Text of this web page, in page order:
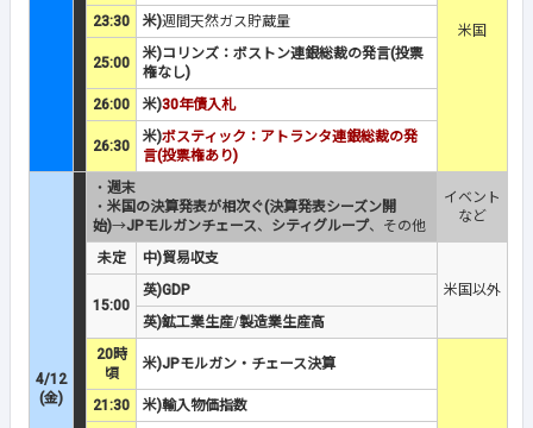
米国
23:30
米)週間天然ガス貯蔵量
25:00
米)コリンズ：ボストン連銀総裁の発言(投票
権なし)
26:00
米)30年債入札
26:30
米)ボスティック：アトランタ連銀総裁の発
言(投票権あり)
4/12
(金)
・ 週末
・ 米国の決算発表が相次ぐ(決算発表シーズン開
始)→JPモルガンチェース、 シティグループ、その他
イベント
など
未定
中)貿易収支
米国以外
15:00
英)GDP
英)鉱工業生産/製造業生産高
20時
頃
米)JPモルガン・チェース決算
21:30
米)輸入物価指数